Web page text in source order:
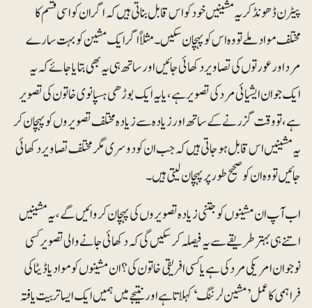
پیٹرن ڈھونڈ کر یہ مشینیں خود کو اس قابل بناتی ہیں کہ اگر ان کو اسی قسم کا
مختلف مواد ملے تو وہ اس کو پہچان سکیں۔مثلاً اگر ایک مشین کو بہت سارے
مرد اور عورتوں کی تصاویر دکھائی جائیں اور ساتھ ہی یہ بھی بتایا جائے کہ یہ
ایک جوان ایشیائی مرد کی تصویر ہے، یا یہ ایک بوڑھی ہسپانوی خاتون کی تصویر
ہے، تو وقت گزرنے کے ساتھ اور زیادہ سے زیادہ مختلف تصویروں کو پہچان کر
یہ مشینیں اس قابل ہوجاتی ہیں کہ جب ان کو دوسری مگر مختلف تصاویر دکھائی
جائیں تو وہ ان کو صحیح طور پر پہچان لیتی ہیں۔
اب آپ ان مشینوں کو جتنی زیادہ تصویروں کی پہچان کروائیں گے، یہ مشینیں
اتنے ہی بہتر طریقے سے یہ فیصلہ کرسکیں گی کہ دکھائی جانے والی تصویر کسی
نوجوان امریکی مرد کی ہے یا کسی افریقی خاتون کی؟ ان مشینوں کو مواد یا ڈیٹا کی
فراہمی کا عمل ’مشین لرننگ‘ کہلاتا ہے اور نتیجے میں ہمیں ایک ایسا تربیت یافتہ